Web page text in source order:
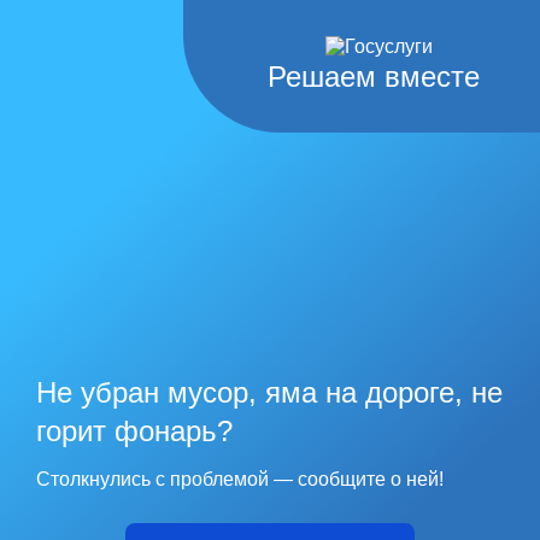
Решаем вместе
Не убран мусор, яма на дороге, не
горит фонарь?
Столкнулись с проблемой — сообщите о ней!